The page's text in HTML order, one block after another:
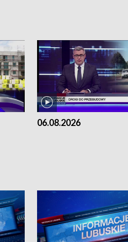
06.08.2026